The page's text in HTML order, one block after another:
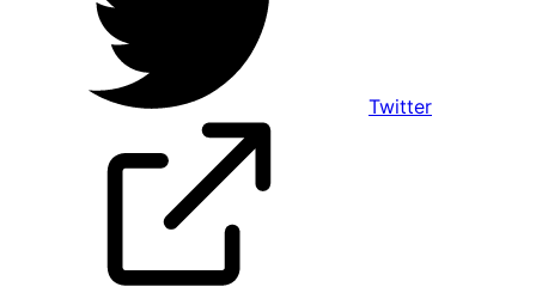
Twitter